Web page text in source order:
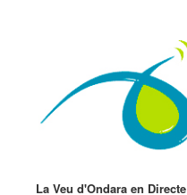
La Veu d'Ondara en Directe